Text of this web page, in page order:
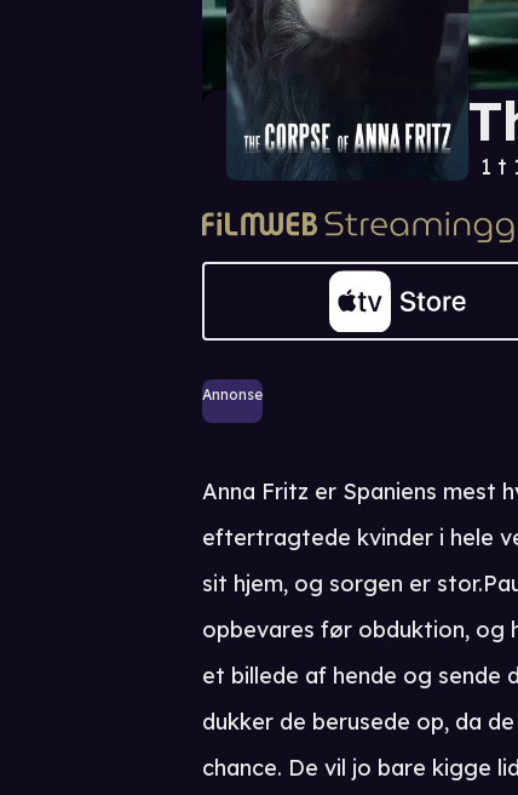
1 t
Annonse
Anna Fritz er Spaniens mest
eftertragtede kvinder i hele
sit hjem, og sorgen er
opbevares før obduktion, og
et billede af hende og sende
dukker de berusede op, da
chance. De vil jo bare kigge